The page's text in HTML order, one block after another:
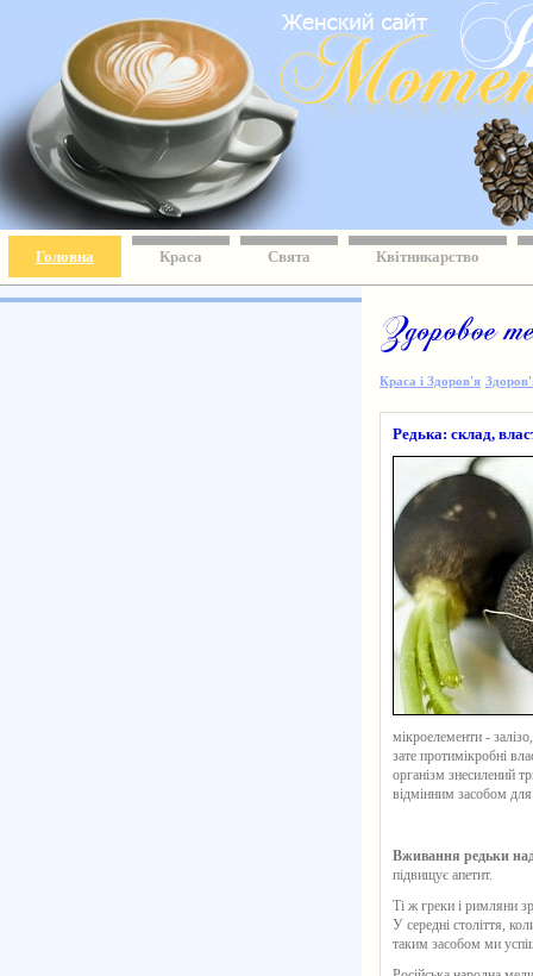
Головна Краса Свята Квітникарство
Краса і Здоров'я
Редька: склад,
мікроелементи -
зате протимікробні
організм знесилений
відмінним засобом для
Вживання редьки
підвищує апетит.
Ті ж греки і римляни
У середні століття,
таким засобом ми